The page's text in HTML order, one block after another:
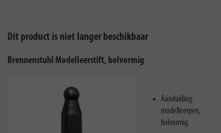
Dit product is niet langer beschikbaar
Brennenstuhl Modelleerstift, bolvormig
Aanduiding:
modelleerpen,
bolvormig